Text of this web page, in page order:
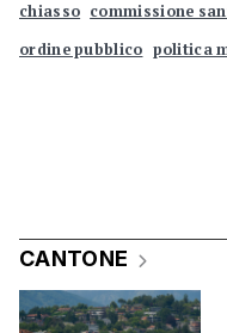
chiasso commissione
ordine pubblico politica
CANTONE